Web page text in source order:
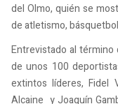
del Olmo, quién se
de atletismo,
Entrevistado al término
de unos 100
extintos líderes, Fidel
Alcaine y Joaquín